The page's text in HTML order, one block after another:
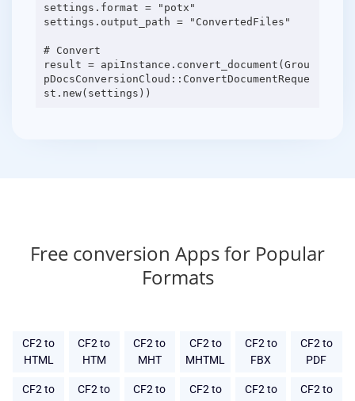
settings.format = "potx"
settings.output_path = "ConvertedFiles"
# Convert
result = apiInstance.convert_document(Grou
pDocsConversionCloud::ConvertDocumentReque
Free conversion Apps for Popular
Formats
CF2 to
HTML
CF2 to
HTM
CF2 to
MHT
CF2 to
MHTML
CF2 to
FBX
CF2 to
PDF
CF2 to
CF2 to
CF2 to
CF2 to
CF2 to
CF2 to